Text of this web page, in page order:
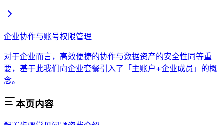
企业协作与账号权限管理
对于企业而言，高效便捷的协作与数据资产的安全性同等重
要，基于此我们向企业套餐引入了「主账户+企业成员」的概
念。
本页内容